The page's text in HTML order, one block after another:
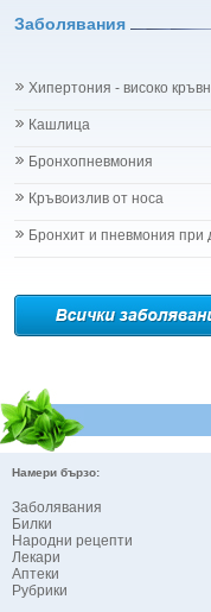
Заболявания
Хипертония - високо
Кашлица
Бронхопневмония
Кръвоизлив от носа
Бронхит и пневмония при
Намери бързо:
Заболявания
Билки
Народни рецепти
Лекари
Аптеки
Рубрики